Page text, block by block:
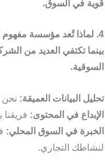
قوية في السوق.
4. لماذا تُعد مؤسسة مفهوم كيان MK الأفضل في تقديم خدمات التسويق الالكتروني؟
السوقية.
تحليل البيانات العميقة: نحن
الإبداع في المحتوى:
الخبرة في السوق المحلي:
لنشاطك التجاري.